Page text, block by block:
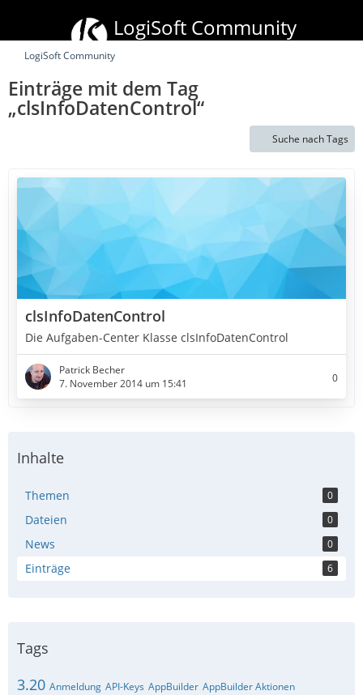
LogiSoft Community
LogiSoft Community
Einträge mit dem Tag
„clsInfoDatenControl“
Suche nach Tags
clsInfoDatenControl
Die Aufgaben-Center Klasse clsInfoDatenControl
Patrick Becher
7. November 2014 um 15:41
0
Inhalte
Themen 0
Dateien 0
News 0
Einträge 6
Tags
3.20 Anmeldung API-Keys AppBuilder AppBuilder Aktionen